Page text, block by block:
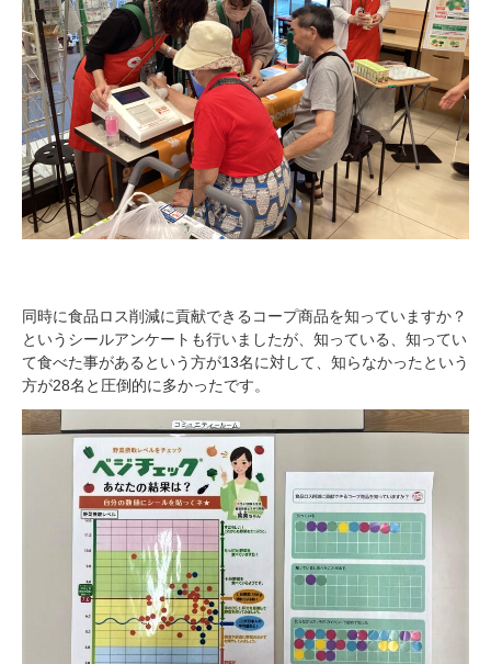
同時に食品ロス削減に貢献できるコープ商品を知っていますか？
というシールアンケートも行いましたが、知っている、知ってい
て食べた事があるという方が13名に対して、知らなかったという
方が28名と圧倒的に多かったです。